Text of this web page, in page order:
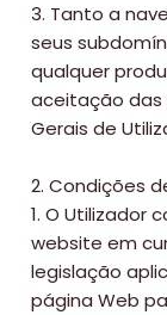
3. Tanto a
seus
qualquer
aceitação das
Gerais de
2. Condições
1. O Utilizador
website em
legislação
página Web